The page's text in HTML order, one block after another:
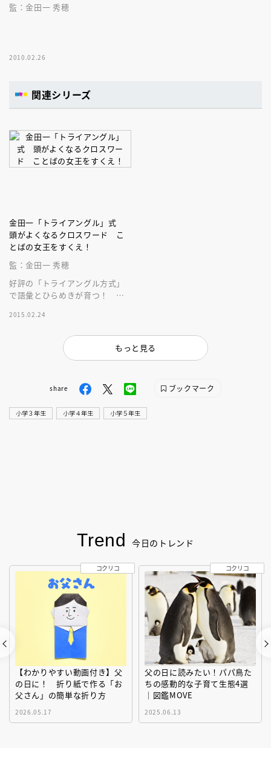
監：金田一 秀穂
2010.02.26
関連シリーズ
金田一「トライアングル」式
頭がよくなるクロスワード こ
とばの女王をすくえ！
監：金田一 秀穂
好評の「トライアングル方式」
で語彙とひらめきが育つ！ 楽
もできる１・２年生向けクロス
2015.02.24
もっと見る
share ブックマーク
小学３年生 小学４年生 小学５年生
Trend 今日のトレンド
【わかりやすい動画付き】父
の日に！ 折り紙で作る「お
父さん」の簡単な折り方
2026.05.17
コクリコ
父の日に読みたい！パパ鳥た
ちの感動的な子育て生態4選
｜図鑑MOVE
2025.06.13
コクリコ